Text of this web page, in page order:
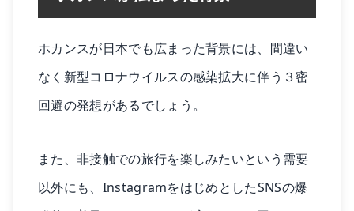
ホカンスが日本でも広まった背景には、間違い
なく新型コロナウイルスの感染拡大に伴う３密
回避の発想があるでしょう。
また、非接触での旅行を楽しみたいという需要
以外にも、InstagramをはじめとしたSNSの爆